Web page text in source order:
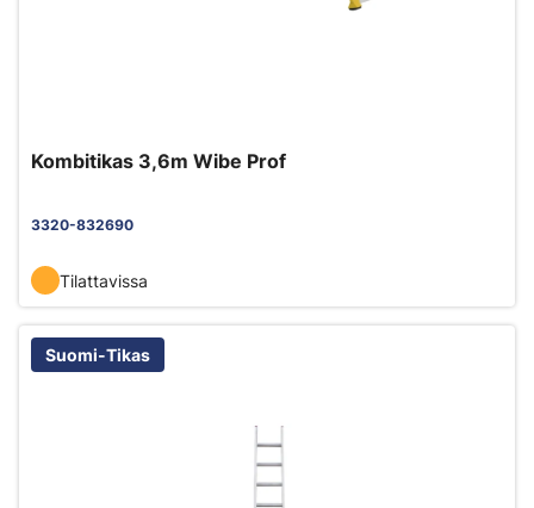
Kombitikas 3,6m Wibe Prof
3320-832690
Tilattavissa
Suomi-Tikas